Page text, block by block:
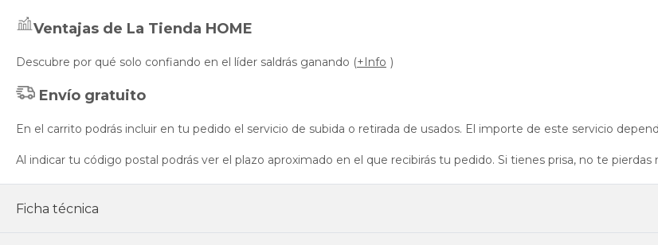
Ventajas de La Tienda HOME
Descubre por qué solo confiando en el líder saldrás ganando (+Info )
Envío gratuito
En el carrito podrás incluir en tu pedido el servicio de subida o retirada de usados. El importe de este servicio
Al indicar tu código postal podrás ver el plazo aproximado en el que recibirás tu pedido. Si tienes prisa, no te
Ficha técnica